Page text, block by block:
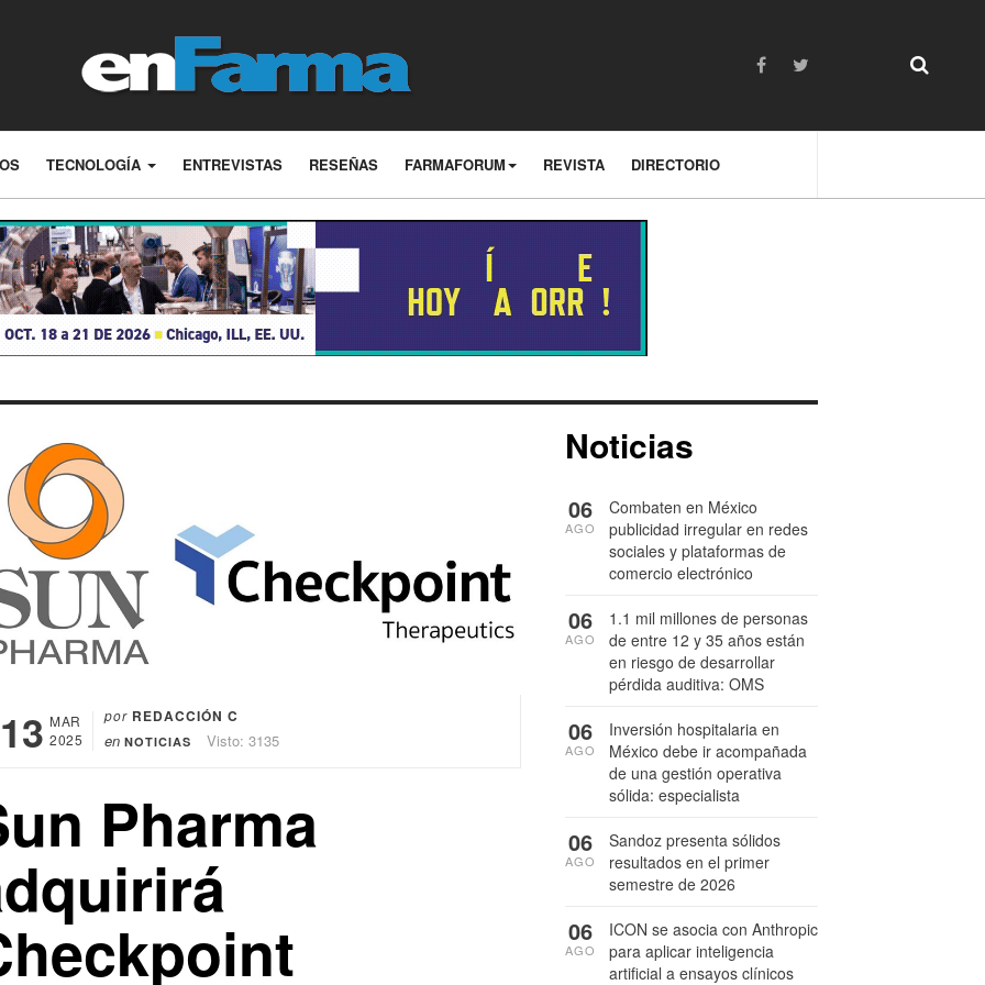
TECNOLOGÍA ENTREVISTAS RESEÑAS FARMAFORUM REVISTA DIRECTORIO
13 MAR
2025
por REDACCIÓN C
en NOTICIAS Visto: 3135
Pharma
Noticias
Combaten en México
publicidad irregular en redes
sociales y plataformas de
comercio electrónico
06
AGO
1.1 mil millones de personas
de entre 12 y 35 años están
en riesgo de desarrollar
pérdida auditiva: OMS
06
AGO
Inversión hospitalaria en
México debe ir acompañada
de una gestión operativa
sólida: especialista
06
AGO
Sandoz presenta sólidos
resultados en el primer
semestre de 2026
06
AGO
ICON se asocia con Anthropic
para aplicar inteligencia
artificial a ensayos clínicos
06
AGO